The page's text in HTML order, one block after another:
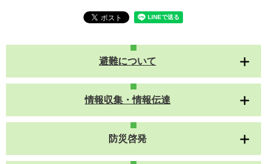
避難について
情報収集・情報伝達
防災啓発